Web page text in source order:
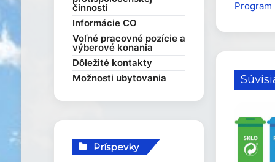
Elektronické služby
Rozvojové dokumenty
Smernice
činnosti
Informácie CO
Voľné pracovné pozície a
výberové konania
Dôležité kontakty
Možnosti ubytovania
Príspevky